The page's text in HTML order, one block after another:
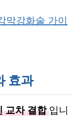
막강화술 가이
효과
교차 결합 입니